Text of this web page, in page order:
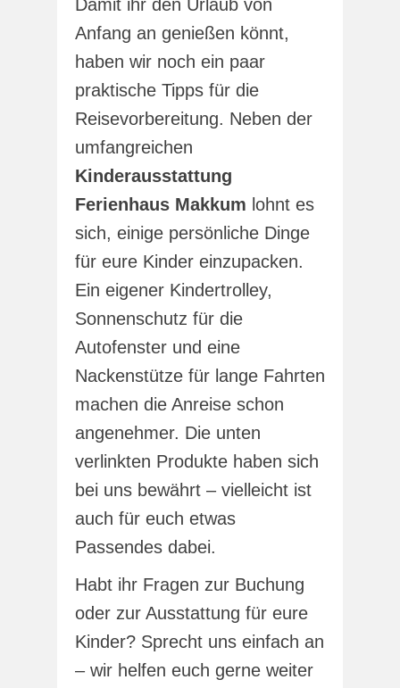
Damit ihr den Urlaub von
Anfang an genießen könnt,
haben wir noch ein paar
praktische Tipps für die
Reisevorbereitung. Neben der
umfangreichen
Kinderausstattung
Ferienhaus Makkum lohnt es
sich, einige persönliche Dinge
für eure Kinder einzupacken.
Ein eigener Kindertrolley,
Sonnenschutz für die
Autofenster und eine
Nackenstütze für lange Fahrten
machen die Anreise schon
angenehmer. Die unten
verlinkten Produkte haben sich
bei uns bewährt – vielleicht ist
auch für euch etwas
Passendes dabei.
Habt ihr Fragen zur Buchung
oder zur Ausstattung für eure
Kinder? Sprecht uns einfach an
– wir helfen euch gerne weiter